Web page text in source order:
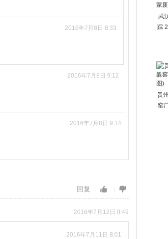
2016年7月8日 8:33
2016年7月8日 9:12
2016年7月8日 9:14
回复
2016年7月12日 0:49
2016年7月11日 8:01
武
踪
贵
窑